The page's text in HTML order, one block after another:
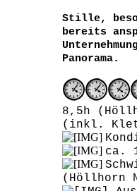
Stille,
bereits
Panorama.
8,5h
(inkl.
ca.
(Höllhorn